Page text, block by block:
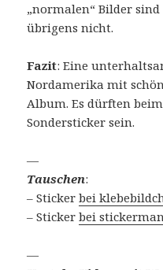
„normalen“ Bilder
übrigens nicht.
Fazit: Eine
Nordamerika mit
Album. Es dürften
Sondersticker sein.
—
Tauschen:
– Stickerbei
– Stickerbei
—